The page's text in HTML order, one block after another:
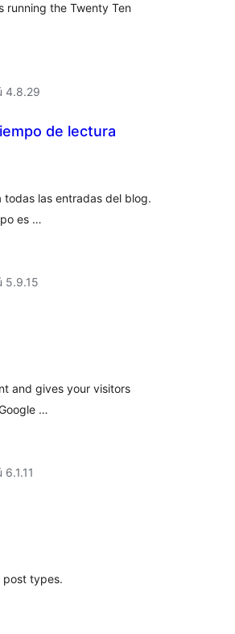
running the Twenty Ten
4.8.29
de lectura
las entradas del blog.
es …
5.9.15
and gives your visitors
…
post types.